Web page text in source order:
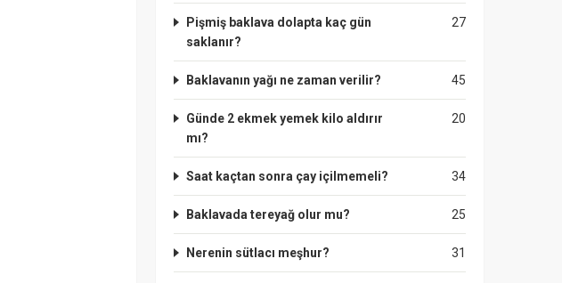
27
Pişmiş baklava dolapta kaç gün
saklanır?
45
Baklavanın yağı ne zaman verilir?
20
Günde 2 ekmek yemek kilo aldırır
mı?
34
Saat kaçtan sonra çay içilmemeli?
25
Baklavada tereyağ olur mu?
31
Nerenin sütlacı meşhur?